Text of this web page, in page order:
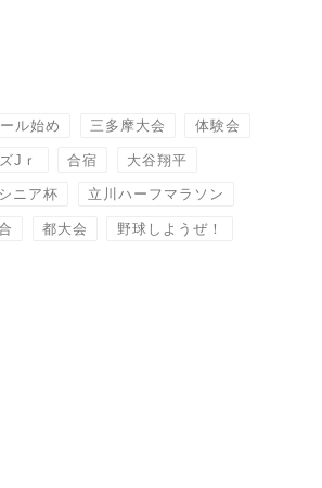
ル始め 三多摩大会 体験会
Jｒ 合宿 大谷翔平
ニア杯 立川ハーフマラソン
都大会 野球しようぜ！